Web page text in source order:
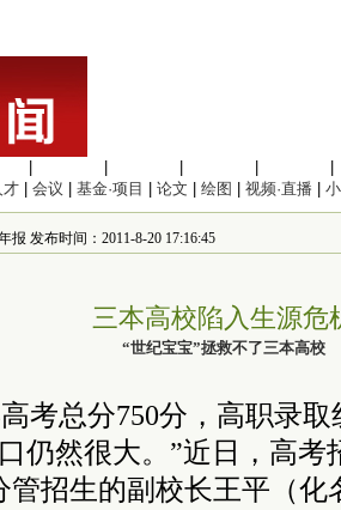
才 会议 基金·项目 论文 绘图 视频·直播
发布时间：2011-8-20 17:16:45
三本高校陷入生源危
“世纪宝宝”拯救不了三本高校
考总分750分，高职录取
仍然很大。”近日，高
管招生的副校长王平（化